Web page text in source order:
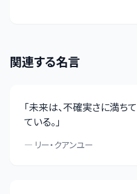
関連する名言
「未来は、不確実さに満ち
ている。」
— リー・クアンユー